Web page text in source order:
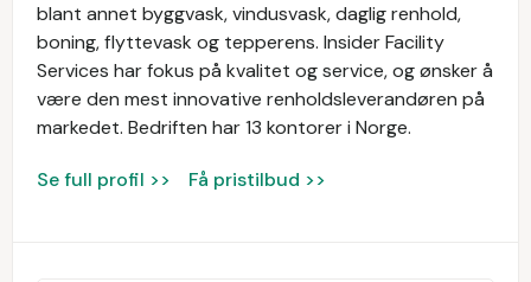
blant annet byggvask, vindusvask, daglig renhold,
boning, flyttevask og tepperens. Insider Facility
Services har fokus på kvalitet og service, og ønsker å
være den mest innovative renholdsleverandøren på
markedet. Bedriften har 13 kontorer i Norge.
Se full profil >> Få pristilbud >>